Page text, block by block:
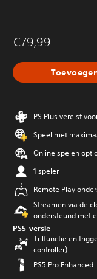
€79,99
PS Plus vereist
Speel met
Online spelen
1 speler
Remote Play
Streamen via de
ondersteund met
PS5-versie
Trilfunctie en
controller)
PS5 Pro Enhanced